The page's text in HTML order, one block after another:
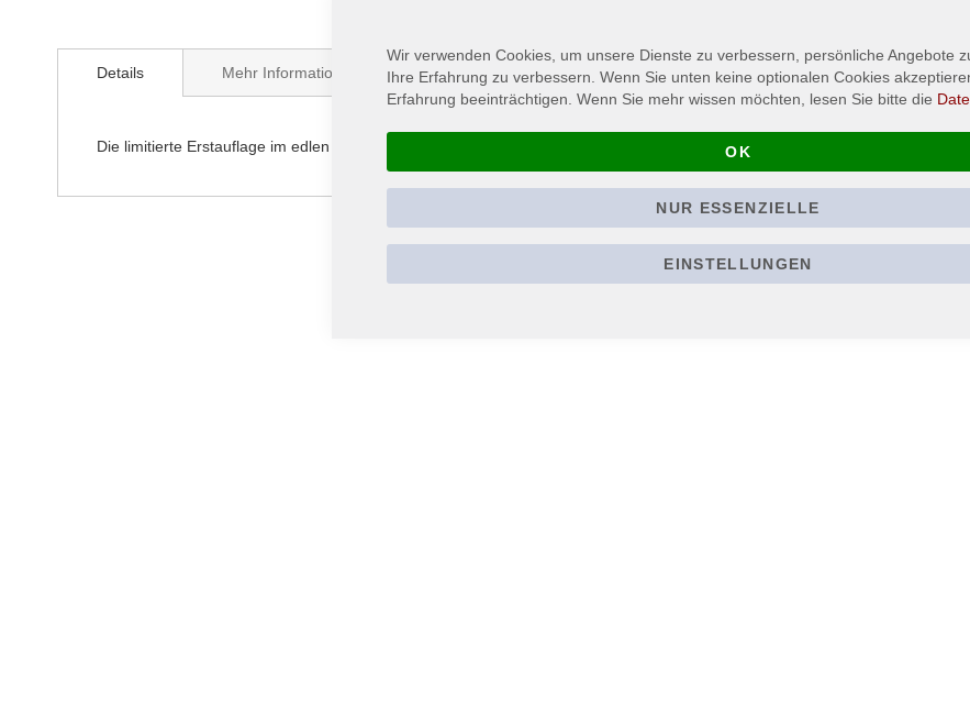
Anfang
Details
Die limitierte Erstauflage im edlen Digipak kommt inkl. Audio- & Video-Bonusmaterial!
Mehr Informationen
Wir verwenden Cookies, um unsere Dienste zu verbessern, persönliche Angebote
Ihre Erfahrung zu verbessern. Wenn Sie unten keine optionalen Cookies
Erfahrung beeinträchtigen. Wenn Sie mehr wissen möchten, lesen Sie bitte die
OK
NUR ESSENZIELLE
EINSTELLUNGEN